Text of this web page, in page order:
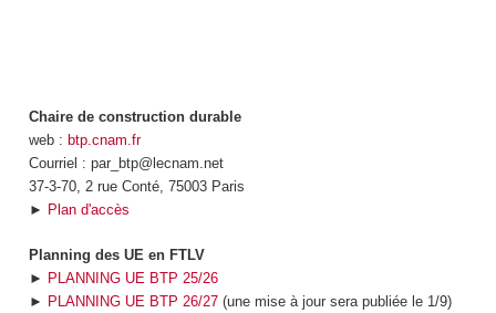
Chaire de construction durable
web : btp.cnam.fr
Courriel : par_btp@lecnam.net
37-3-70, 2 rue Conté, 75003 Paris
► Plan d'accès
Planning des UE en FTLV
► PLANNING UE BTP 25/26
► PLANNING UE BTP 26/27(une mise à jour sera publiée le 1/9)